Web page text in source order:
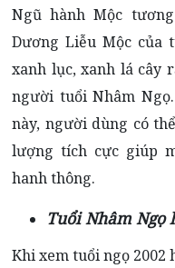
Ngũ hành Mộc
Dương Liễu Mộc của
xanh lục, xanh lá cây
người tuổi Nhâm
này, người dùng có
lượng tích cực giúp
hanh thông.
Tuổi Nhâm Ngọ
Khi xem tuổi ngọ 2002